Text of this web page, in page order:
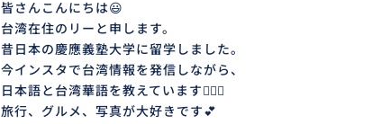
皆さんこんにちは😃
台湾在住のリーと申します。
昔日本の慶應義塾大学に留学しました。
今インスタで台湾情報を発信しながら、
日本語と台湾華語を教えています💁🏻‍♀️
旅行、グルメ、写真が大好きです💕